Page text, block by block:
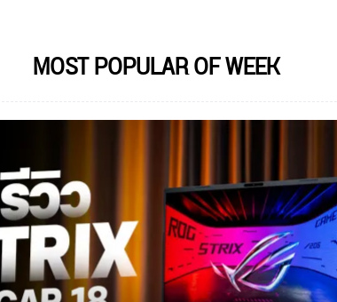
MOST POPULAR OF WEEK